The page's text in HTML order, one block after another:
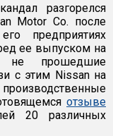
разгорелся
Motor Co. после
предприятиях
ее выпуском на
не прошедшие
с этим Nissan на
отзыве
20 различных